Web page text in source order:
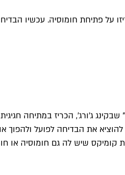
ג'ורג', הכריז במתיחה
את הבדיחה לפועל ולהפוך
חנות קומיקס שיש לה גם